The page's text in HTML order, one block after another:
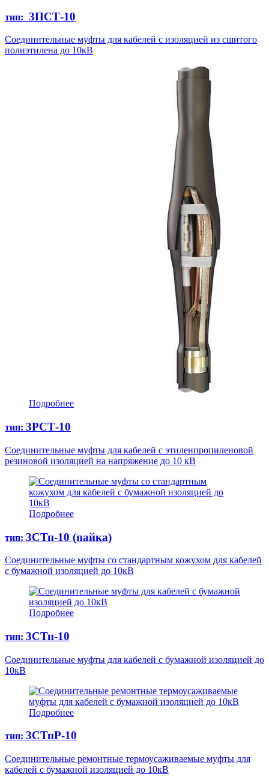
тип: 3ПСТ-10
Соединительные муфты для кабелей с изоляцией из сшитого
полиэтилена до 10кВ
Подробнее
тип: 3РСТ-10
Соединительные муфты для кабелей с этиленпропиленовой
резиновой изоляцией на напряжение до 10 кВ
Подробнее
тип: 3СТп-10 (пайка)
Соединительные муфты со стандартным кожухом для кабелей
с бумажной изоляцией до 10кВ
Подробнее
тип: 3СТп-10
Соединительные муфты для кабелей с бумажной изоляцией до
10кВ
Подробнее
тип: 3СТпР-10
Соединительные ремонтные термоусаживаемые муфты для
кабелей с бумажной изоляцией до 10кВ